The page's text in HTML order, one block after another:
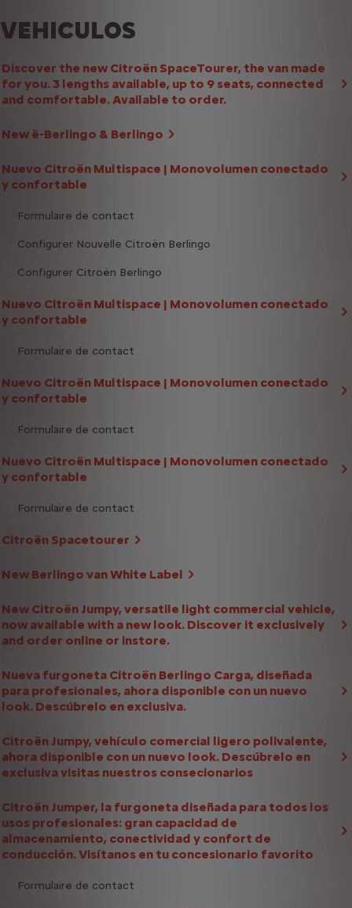
VEHICULOS
Discover the new Citroën SpaceTourer, the van made
for you. 3 lengths available, up to 9 seats, connected
and comfortable. Available to order.
New ë-Berlingo & Berlingo
Nuevo Citroën Multispace | Monovolumen conectado
y confortable
Formulaire de contact
Configurer Nouvelle Citroën Berlingo
Configurer Citroën Berlingo
Nuevo Citroën Multispace | Monovolumen conectado
y confortable
Formulaire de contact
Nuevo Citroën Multispace | Monovolumen conectado
y confortable
Formulaire de contact
Nuevo Citroën Multispace | Monovolumen conectado
y confortable
Formulaire de contact
Citroën Spacetourer
New Berlingo van White Label
New Citroën Jumpy, versatile light commercial vehicle,
now available with a new look. Discover it exclusively
and order online or instore.
Nueva furgoneta Citroën Berlingo Carga, diseñada
para profesionales, ahora disponible con un nuevo
look. Descúbrelo en exclusiva.
Citroën Jumpy, vehículo comercial ligero polivalente,
ahora disponible con un nuevo look. Descúbrelo en
exclusiva visitas nuestros consecionarios
Citroën Jumper, la furgoneta diseñada para todos los
usos profesionales: gran capacidad de
almacenamiento, conectividad y confort de
conducción. Visítanos en tu concesionario favorito
Formulaire de contact